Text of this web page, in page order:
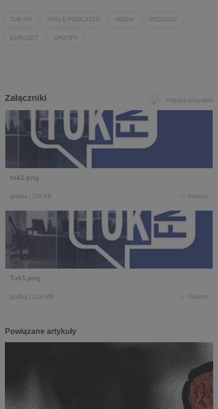
TOK FM APPLE PODCASTS MEDIA PODCAST
EUROZET SPOTIFY
Załączniki Pobierz wszystkie
tok2.png
grafika 338 KB Pobierz
Tok1.png
grafika 1,08 MB Pobierz
Powiązane artykuły